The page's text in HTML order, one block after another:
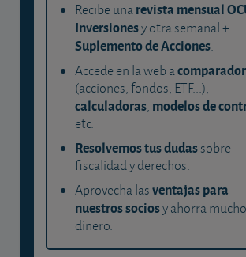
Recibe unarevista mensual
Inversionesy otra semanal +
Suplemento de Acciones.
Accede en la web a
(acciones, fondos, ETF...),
calculadoras, modelos de
etc.
Resolvemos tus dudassobre
fiscalidad y derechos.
Aprovecha lasventajas para
nuestros sociosy ahorra mucho
dinero.